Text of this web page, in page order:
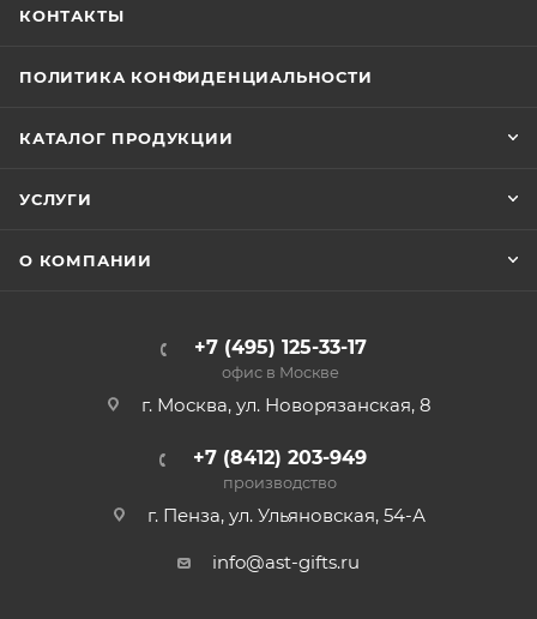
КОНТАКТЫ
ПОЛИТИКА КОНФИДЕНЦИАЛЬНОСТИ
КАТАЛОГ ПРОДУКЦИИ
УСЛУГИ
О КОМПАНИИ
+7 (495) 125-33-17
офис в Москве
г. Москва, ул. Новорязанская, 8
+7 (8412) 203-949
производство
г. Пенза, ул. Ульяновская, 54-А
info@ast-gifts.ru